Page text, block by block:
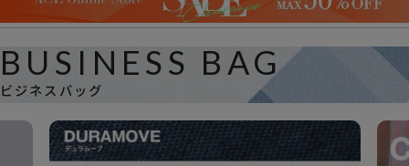
BUSINESS BAG
ビジネスバッグ